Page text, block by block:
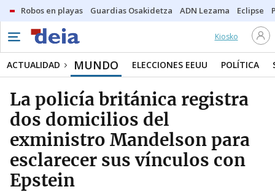
Robos en playas Guardias Osakidetza ADN Lezama Eclipse
Kiosko
ACTUALIDAD MUNDO ELECCIONES EEUU POLÍTICA
La policía británica registra
dos domicilios del
exministro Mandelson para
esclarecer sus vínculos con
Epstein